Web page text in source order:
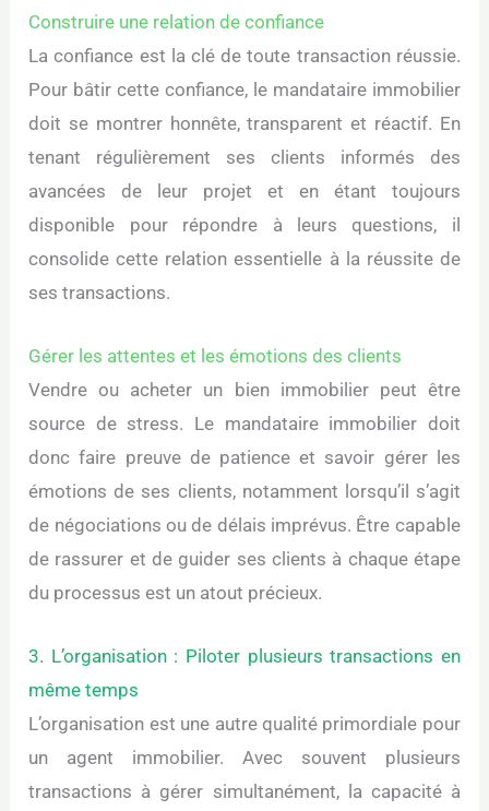
Construire une relation de confiance
La confiance est la clé de toute transaction réussie.
Pour bâtir cette confiance, le mandataire immobilier
doit se montrer honnête, transparent et réactif. En
tenant régulièrement ses clients informés des
avancées de leur projet et en étant toujours
disponible pour répondre à leurs questions, il
consolide cette relation essentielle à la réussite de
ses transactions.
Gérer les attentes et les émotions des clients
Vendre ou acheter un bien immobilier peut être
source de stress. Le mandataire immobilier doit
donc faire preuve de patience et savoir gérer les
émotions de ses clients, notamment lorsqu’il s’agit
de négociations ou de délais imprévus. Être capable
de rassurer et de guider ses clients à chaque étape
du processus est un atout précieux.
3. L’organisation : Piloter plusieurs transactions en
même temps
L’organisation est une autre qualité primordiale pour
un agent immobilier. Avec souvent plusieurs
transactions à gérer simultanément, la capacité à